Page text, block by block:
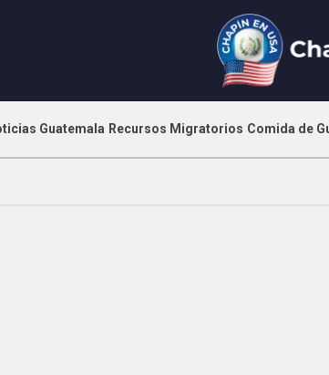
Guatemala Recursos Migratorios Comida de